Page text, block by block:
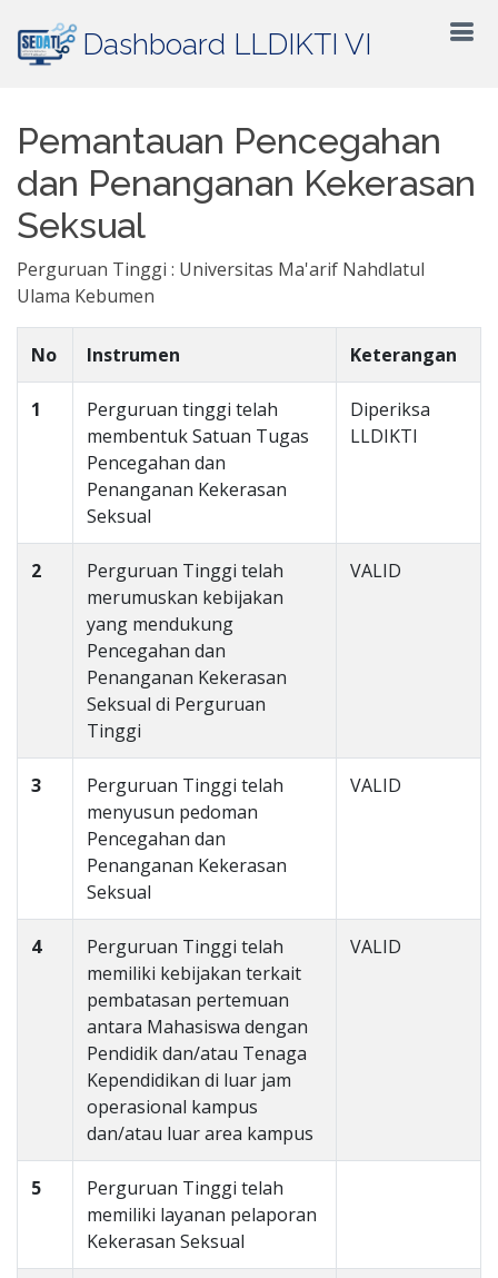
Dashboard LLDIKTI VI
Pemantauan Pencegahan
dan Penanganan Kekerasan
Seksual
Perguruan Tinggi : Universitas Ma'arif Nahdlatul
Ulama Kebumen
No Instrumen Keterangan
1
Perguruan tinggi telah
membentuk Satuan Tugas
Pencegahan dan
Penanganan Kekerasan
Seksual
Diperiksa
LLDIKTI
2
Perguruan Tinggi telah
merumuskan kebijakan
yang mendukung
Pencegahan dan
Penanganan Kekerasan
Seksual di Perguruan
Tinggi
VALID
3
Perguruan Tinggi telah
menyusun pedoman
Pencegahan dan
Penanganan Kekerasan
Seksual
VALID
4
Perguruan Tinggi telah
memiliki kebijakan terkait
pembatasan pertemuan
antara Mahasiswa dengan
Pendidik dan/atau Tenaga
Kependidikan di luar jam
operasional kampus
dan/atau luar area kampus
VALID
5
Perguruan Tinggi telah
memiliki layanan pelaporan
Kekerasan Seksual